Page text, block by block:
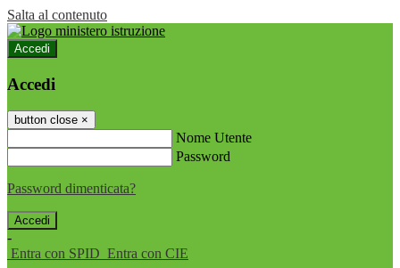
Salta al contenuto
Accedi
Accedi
button close ×
Nome Utente
Password
Password dimenticata?
-
Entra con SPID Entra con CIE